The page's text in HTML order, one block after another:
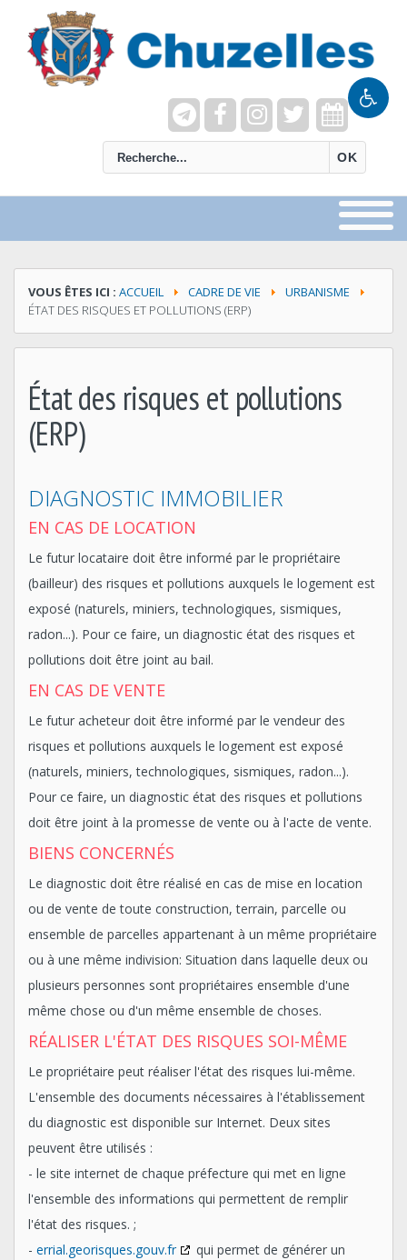
OK
VOUS ÊTES ICI : ACCUEIL CADRE DE VIE
URBANISME
ÉTAT DES RISQUES ET POLLUTIONS (ERP)
État des risques et pollutions
(ERP)
DIAGNOSTIC IMMOBILIER
EN CAS DE LOCATION
Le futur locataire doit être informé par le propriétaire
(bailleur) des risques et pollutions auxquels le logement est
exposé (naturels, miniers, technologiques, sismiques,
radon...). Pour ce faire, un diagnostic état des risques et
pollutions doit être joint au bail.
EN CAS DE VENTE
Le futur acheteur doit être informé par le vendeur des
risques et pollutions auxquels le logement est exposé
(naturels, miniers, technologiques, sismiques, radon...).
Pour ce faire, un diagnostic état des risques et pollutions
doit être joint à la promesse de vente ou à l'acte de vente.
BIENS CONCERNÉS
Le diagnostic doit être réalisé en cas de mise en location
ou de vente de toute construction, terrain, parcelle ou
ensemble de parcelles appartenant à un même propriétaire
ou à une même indivision: Situation dans laquelle deux ou
plusieurs personnes sont propriétaires ensemble d'une
même chose ou d'un même ensemble de choses.
RÉALISER L'ÉTAT DES RISQUES SOI-MÊME
Le propriétaire peut réaliser l'état des risques lui-même.
L'ensemble des documents nécessaires à l'établissement
du diagnostic est disponible sur Internet. Deux sites
peuvent être utilisés :
- le site internet de chaque préfecture qui met en ligne
l'ensemble des informations qui permettent de remplir
l'état des risques. ;
- errial.georisques.gouv.fr
qui permet de générer un